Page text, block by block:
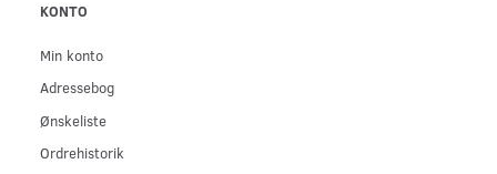
KONTO
Min konto
Adressebog
Ønskeliste
Ordrehistorik